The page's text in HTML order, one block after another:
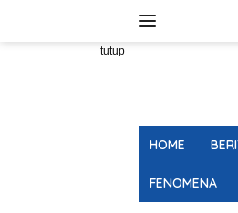
tutup
HOME
FENOMENA